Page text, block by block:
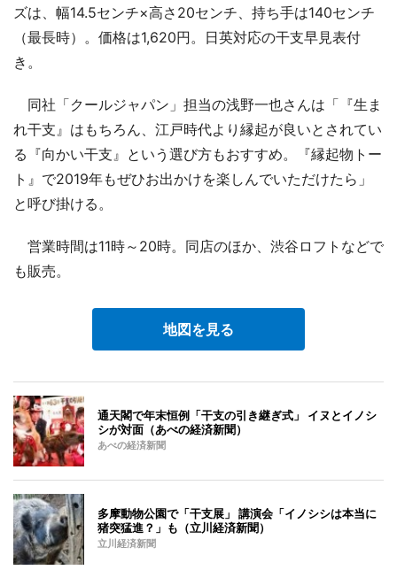
ズは、幅14.5センチ×高さ20センチ、持ち手は140センチ
（最長時）。価格は1,620円。日英対応の干支早見表付
き。
同社「クールジャパン」担当の浅野一也さんは「『生ま
れ干支』はもちろん、江戸時代より縁起が良いとされてい
る『向かい干支』という選び方もおすすめ。『縁起物トー
ト』で2019年もぜひお出かけを楽しんでいただけたら」
と呼び掛ける。
営業時間は11時～20時。同店のほか、渋谷ロフトなどで
も販売。
地図を見る
通天閣で年末恒例「干支の引き継ぎ式」 イヌとイノシ
シが対面（あべの経済新聞）
あべの経済新聞
多摩動物公園で「干支展」 講演会「イノシシは本当に
猪突猛進？」も（立川経済新聞）
立川経済新聞